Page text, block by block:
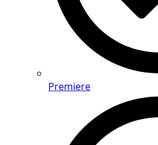
Premiere